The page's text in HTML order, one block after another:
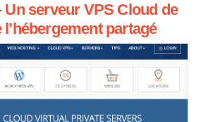
Un serveur VPS Cloud de
partagé